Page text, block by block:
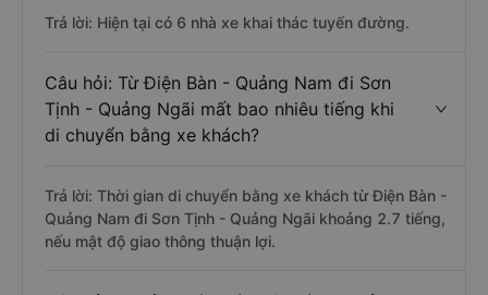
Trả lời: Hiện tại có 6 nhà xe khai thác tuyến đường.
Câu hỏi: Từ Điện Bàn - Quảng Nam đi Sơn
Tịnh - Quảng Ngãi mất bao nhiêu tiếng khi
di chuyển bằng xe khách?
Trả lời: Thời gian di chuyển bằng xe khách từ Điện Bàn -
Quảng Nam đi Sơn Tịnh - Quảng Ngãi khoảng 2.7 tiếng,
nếu mật độ giao thông thuận lợi.